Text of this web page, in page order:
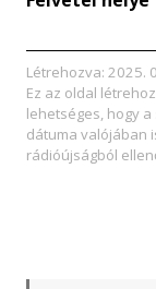
Létrehozva: 2025.
Ez az oldal
lehetséges, hogy
dátuma valójában
rádióújságból